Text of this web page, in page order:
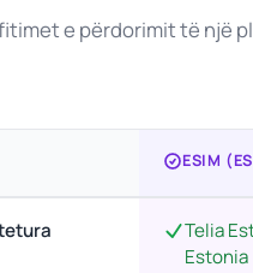
e përdorimit të një
ESIM
Telia
Estonia